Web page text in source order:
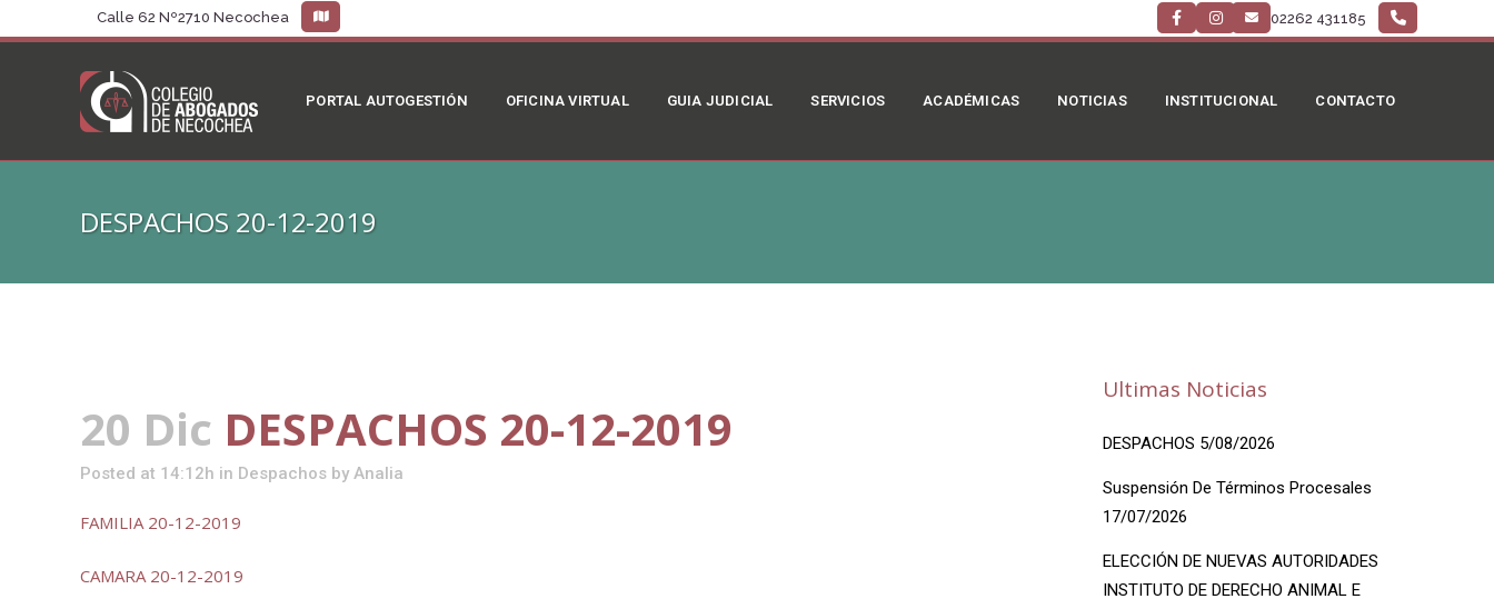
Calle 62 Nº2710 Necochea 02262 431185
PORTAL AUTOGESTIÓN OFICINA VIRTUAL GUIA JUDICIAL SERVICIOS ACADÉMICAS NOTICIAS INSTITUCIONAL CONTACTO
DESPACHOS 20-12-2019
20 Dic DESPACHOS 20-12-2019
Posted at 14:12h in Despachos by Analia
FAMILIA 20-12-2019
CAMARA 20-12-2019
Ultimas Noticias
DESPACHOS 5/08/2026
Suspensión De Términos Procesales
17/07/2026
ELECCIÓN DE NUEVAS AUTORIDADES
INSTITUTO DE DERECHO ANIMAL E